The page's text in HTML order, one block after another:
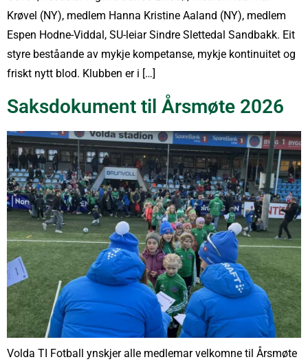
Krøvel (NY), medlem Hanna Kristine Aaland (NY), medlem
Espen Hodne-Viddal, SU-leiar Sindre Slettedal Sandbakk. Eit
styre beståande av mykje kompetanse, mykje kontinuitet og
friskt nytt blod. Klubben er i […]
Saksdokument til Årsmøte 2026
Volda TI Fotball ynskjer alle medlemar velkomne til Årsmøte